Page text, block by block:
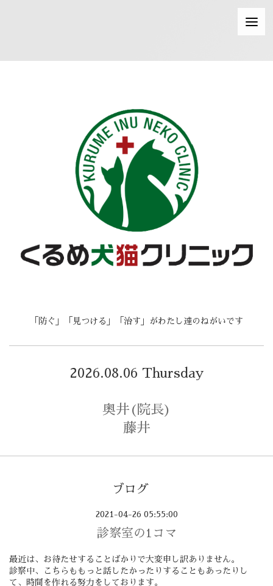
「防ぐ」「見つける」「治す」がわたし達のねがいです
2026.08.06 Thursday
奥井(院長)
藤井
ブログ
2021-04-26 05:55:00
診察室の1コマ
最近は、お待たせすることばかりで大変申し訳ありません。
診察中、こちらももっと話したかったりすることもあったりし
て、時間を作れる努力をしております。